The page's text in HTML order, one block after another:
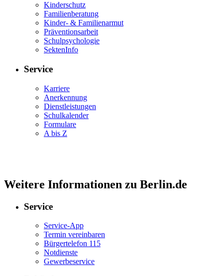
Kinderschutz
Familienberatung
Kinder- & Familienarmut
Präventionsarbeit
Schulpsychologie
SektenInfo
Service
Karriere
Anerkennung
Dienstleistungen
Schulkalender
Formulare
A bis Z
Weitere Informationen zu Berlin.de
Service
Service-App
Termin vereinbaren
Bürgertelefon 115
Notdienste
Gewerbeservice